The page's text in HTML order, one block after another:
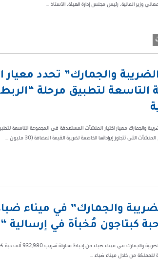
والجمارك” تحدد
التاسعة لتطبيق مرحلة
والجمارك معيار اختيار المنشآت المستهدفة في المجموعة التاسعة
التي تتجاوز إيراداتها الخاضعة لضريبة القيمة المضافة (30 مليون ...
والجمارك” في ميناء
تمكّنت هيئة الزكاة
للمملكة من خلال ميناء ضباء ...